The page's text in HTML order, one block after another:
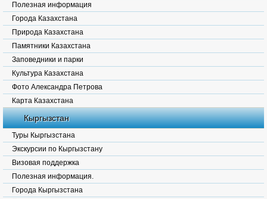
Полезная информация
Города Казахстана
Природа Казахстана
Памятники Казахстана
Заповедники и парки
Культура Казахстана
Фото Александра Петрова
Карта Казахстана
Кыргызстан
Туры Кыргызстана
Экскурсии по Кыргызстану
Визовая поддержка
Полезная информация.
Города Кыргызстана